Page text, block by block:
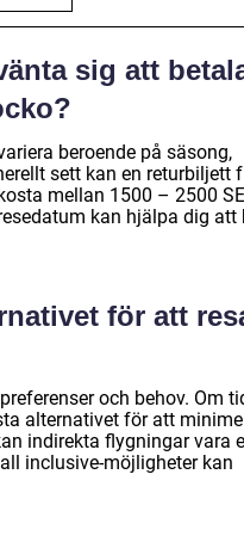
sig att
beroende på säsong,
sett kan en returbiljett
mellan 1500 – 2500
kan hjälpa dig att
för att
och behov. Om
alternativet för att
indirekta flygningar vara
inclusive-möjligheter kan